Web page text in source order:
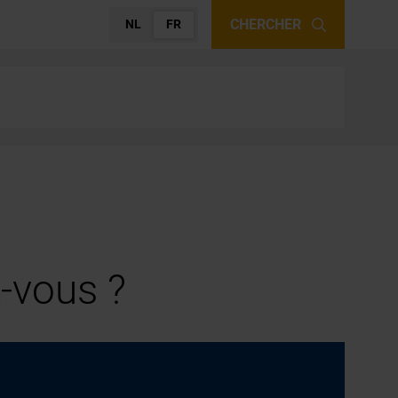
NL FR CHERCHER
?